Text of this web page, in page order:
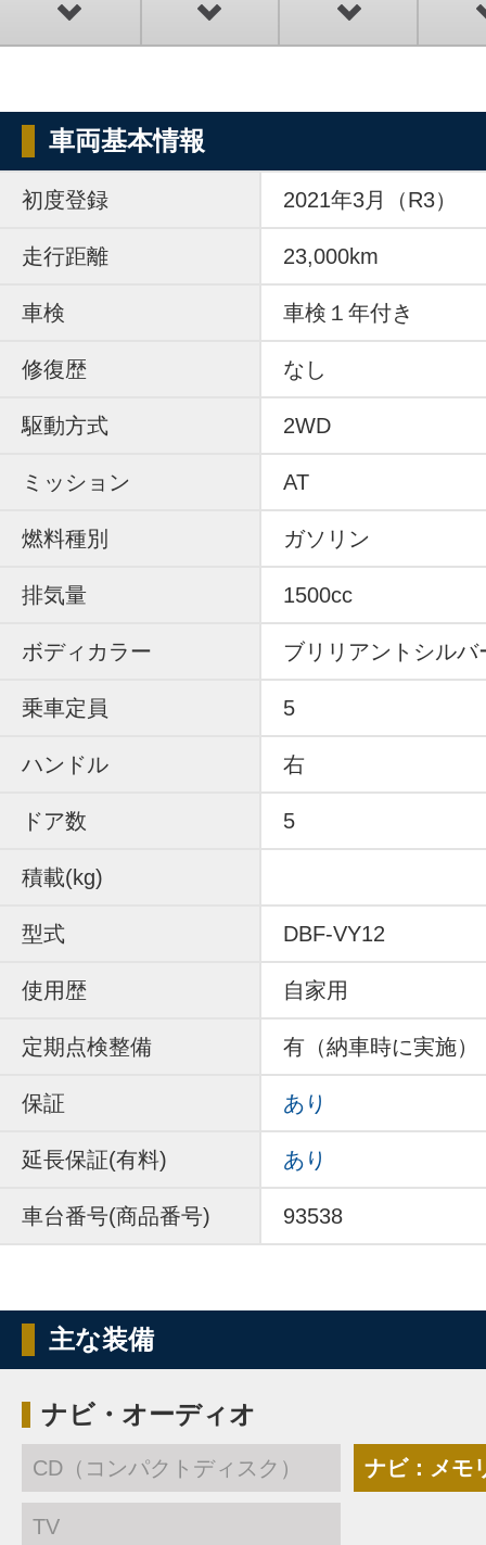
車両基本情報
初度登録 2021年3月（R3）
走行距離 23,000km
車検 車検１年付き
修復歴 なし
駆動方式 2WD
ミッション AT
燃料種別 ガソリン
排気量 1500cc
ボディカラー ブリリアントシルバ
乗車定員 5
ハンドル 右
ドア数 5
積載(kg)
型式 DBF-VY12
使用歴 自家用
定期点検整備 有（納車時に実施）
保証 あり
延長保証(有料) あり
車台番号(商品番号) 93538
主な装備
ナビ・オーディオ
CD（コンパクトディスク） ナビ：メモ
TV